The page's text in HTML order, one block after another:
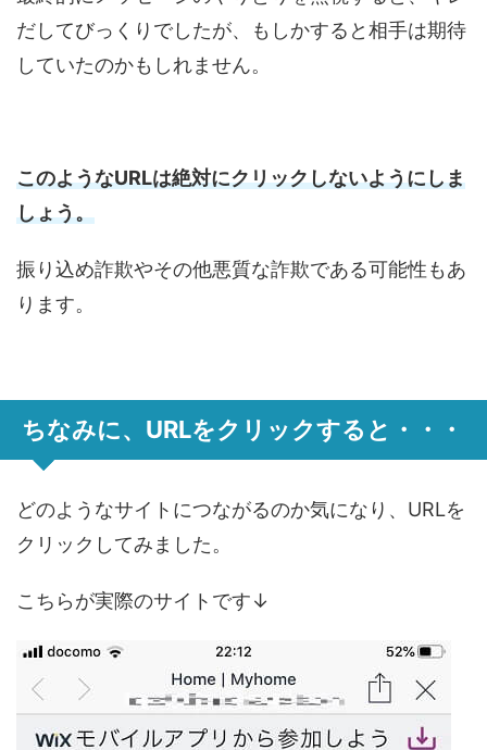
だしてびっくりでしたが、もしかすると相手は期待
していたのかもしれません。
このようなURLは絶対にクリックしないようにしま
しょう。
振り込め詐欺やその他悪質な詐欺である可能性もあ
ります。
ちなみに、URLをクリックすると・・・
どのようなサイトにつながるのか気になり、URLを
クリックしてみました。
こちらが実際のサイトです↓